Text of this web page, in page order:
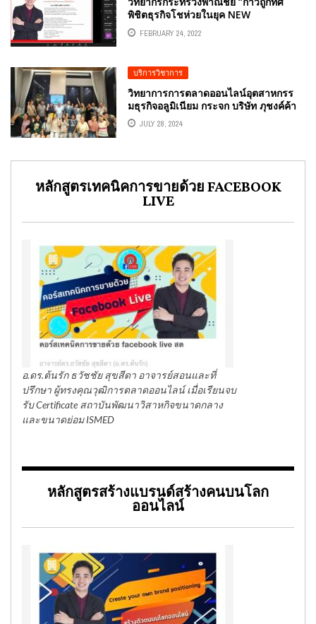
กระจายเสียง กิจการโทรทัศน์และกิจการ
โทรคมนาคมแห่งชาติ(กสทช.)
พิชิตธุรกิจโชห่วยในยุค NEW
NORMAL”อ.ดร.ต้นรัก ธวัชชัย สุขสีดา
ผู้ทรงคุณวุฒิการสื่อสารการตลาดดิจิทัล
FEBRUARY 24, 2022
บริการวิชาการ
วิทยาการการตลาดออนไลน์อุตสาหกรร
มธุรกิจอลูมิเนียม กระจก บริษัท ภุชงค์ค้า
กระจก จำกัด โดยอ.ดร.ต้นรัก ธวัชชัย สุข
สีดา ผู้เชี่ยวชาญออนไลน์
JULY 28, 2024
หลักสูตรเทคนิคการขายด้วย FACEBOOK
LIVE
อ.ดร.ต้นรัก ธวัชชัย สุขสีดา อาจารย์สอนและที่
ปรึกษา ผู้ทรงคุณวุฒิการตลาดออนไลน์ เมื่อเรียนจบ
รับ Certificate สถาบันพัฒนาวิสาหกิจขนาดกลาง
และขนาดย่อม ISMED
หลักสูตรสร้างแบรนด์สร้างคนบนโลก
ออนไลน์